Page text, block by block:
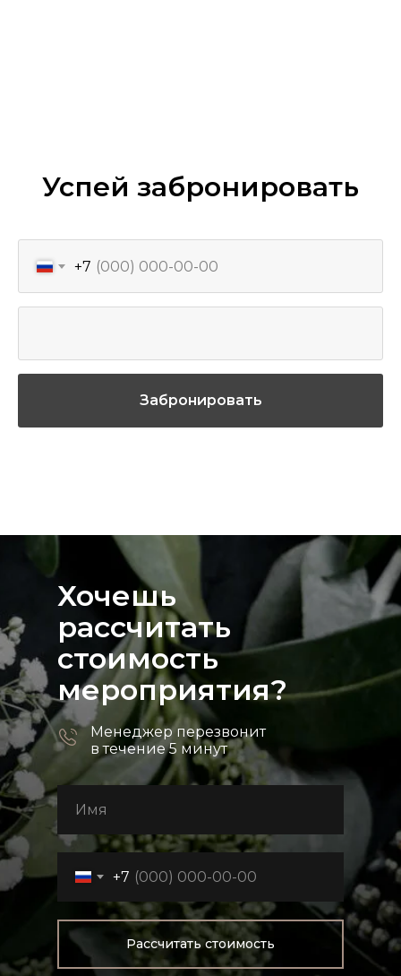
Успей забронировать
+7
Забронировать
Хочешь
рассчитать
стоимость
мероприятия?
Менеджер перезвонит
в течение 5 минут
+7
Рассчитать стоимость